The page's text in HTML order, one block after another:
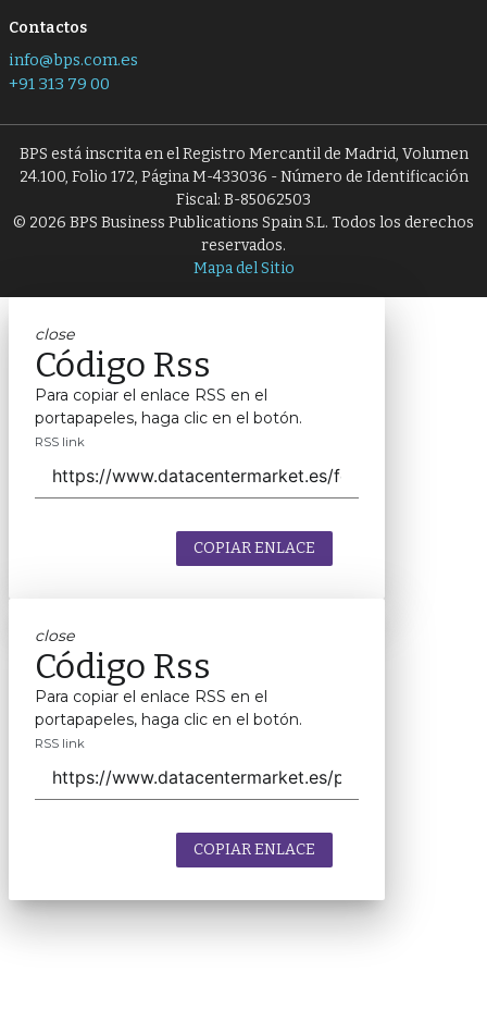
Contactos
info@bps.com.es
+91 313 79 00
BPS está inscrita en el Registro Mercantil de Madrid, Volumen
24.100, Folio 172, Página M-433036 - Número de Identificación
Fiscal: B-85062503
© 2026 BPS Business Publications Spain S.L. Todos los derechos
reservados.
Mapa del Sitio
close
Código Rss
Para copiar el enlace RSS en el
portapapeles, haga clic en el botón.
RSS link
COPIAR ENLACE
close
Código Rss
Para copiar el enlace RSS en el
portapapeles, haga clic en el botón.
RSS link
COPIAR ENLACE